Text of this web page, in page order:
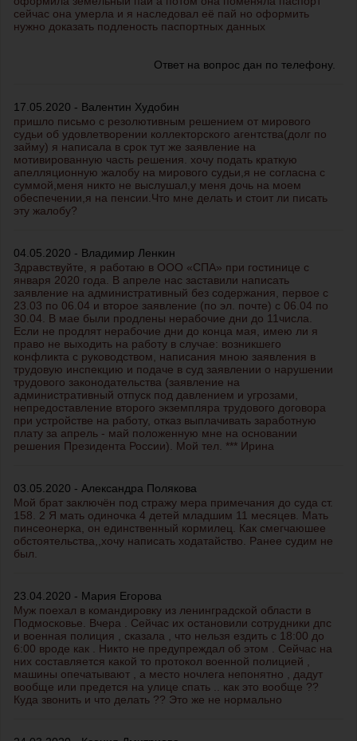
сейчас она умерла и я наследовал её пай но оформить
нужно доказать подленость паспортных данных
Ответ на вопрос дан по телефону.
17.05.2020 - Валентин Худобин
пришло письмо с резолютивным решением от мирового
судьи об удовлетворении коллекторского агентства(долг по
займу) я написала в срок тут же заявление на
мотивированную часть решения. хочу подать краткую
апелляционную жалобу на мирового судьи,я не согласна с
суммой,меня никто не выслушал,у меня дочь на моем
обеспечении,я на пенсии.Что мне делать и стоит ли писать
эту жалобу?
04.05.2020 - Владимир Ленкин
Здравствуйте, я работаю в ООО «СПА» при гостинице с
января 2020 года. В апреле нас заставили написать
заявление на административный без содержания, первое с
23.03 по 06.04 и второе заявление (по эл. почте) с 06.04 по
30.04. В мае были продлены нерабочие дни до 11числа.
Если не продлят нерабочие дни до конца мая, имею ли я
право не выходить на работу в случае: возникшего
конфликта с руководством, написания мною заявления в
трудовую инспекцию и подаче в суд заявлении о нарушении
трудового законодательства (заявление на
административный отпуск под давлением и угрозами,
непредоставление второго экземпляра трудового договора
при устройстве на работу, отказ выплачивать заработную
плату за апрель - май положенную мне на основании
решения Президента России). Мой тел. *** Ирина
03.05.2020 - Александра Полякова
Мой брат заключён под стражу мера примечания до суда ст.
158. 2 Я мать одиночка 4 детей младшим 11 месяцев. Мать
пинсеонерка, он единственный кормилец. Как смегчаюшее
обстоятельства,,хочу написать ходатайство. Ранее судим не
был.
23.04.2020 - Мария Егорова
Муж поехал в командировку из ленинградской области в
Подмосковье. Вчера . Сейчас их остановили сотрудники дпс
и военная полиция , сказала , что нельзя ездить с 18:00 до
6:00 вроде как . Никто не предупреждал об этом . Сейчас на
них составляется какой то протокол военной полицией ,
машины опечатывают , а место ночлега непонятно , дадут
вообще или предется на улице спать .. как это вообще ??
Куда звонить и что делать ?? Это же не нормально